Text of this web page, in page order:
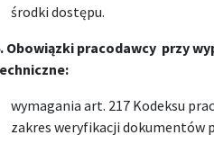
środki dostępu.
Obowiązki pracodawcy przy
wymagania art. 217 Kodeksu
zakres weryfikacji dokumentów